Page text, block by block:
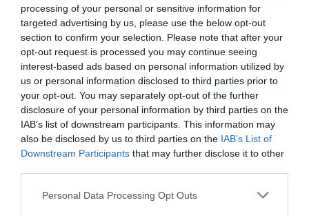
processing of your personal or sensitive information for
targeted advertising by us, please use the below opt-out
section to confirm your selection. Please note that after your
opt-out request is processed you may continue seeing
interest-based ads based on personal information utilized by
us or personal information disclosed to third parties prior to
your opt-out. You may separately opt-out of the further
disclosure of your personal information by third parties on the
IAB’s list of downstream participants. This information may
also be disclosed by us to third parties on the IAB’s List of
Downstream Participants that may further disclose it to other
Please note that this website/app uses one or more Google
Personal Data Processing Opt Outs
Yato YT-09741
Ταινιολειαντήρας Αέρος
10x330mm
45,00 €
Υato Τριβείο 260W YT-
82230
48,00 €